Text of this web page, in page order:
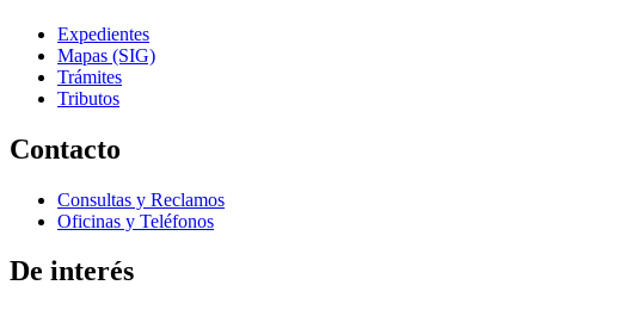
Expedientes
Mapas (SIG)
Trámites
Tributos
Contacto
Consultas y Reclamos
Oficinas y Teléfonos
De interés